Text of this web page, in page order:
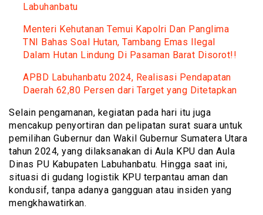
Labuhanbatu
Menteri Kehutanan Temui Kapolri Dan Panglima
TNI Bahas Soal Hutan, Tambang Emas Ilegal
Dalam Hutan Lindung Di Pasaman Barat Disorot!!
APBD Labuhanbatu 2024, Realisasi Pendapatan
Daerah 62,80 Persen dari Target yang Ditetapkan
Selain pengamanan, kegiatan pada hari itu juga
mencakup penyortiran dan pelipatan surat suara untuk
pemilihan Gubernur dan Wakil Gubernur Sumatera Utara
tahun 2024, yang dilaksanakan di Aula KPU dan Aula
Dinas PU Kabupaten Labuhanbatu. Hingga saat ini,
situasi di gudang logistik KPU terpantau aman dan
kondusif, tanpa adanya gangguan atau insiden yang
mengkhawatirkan.